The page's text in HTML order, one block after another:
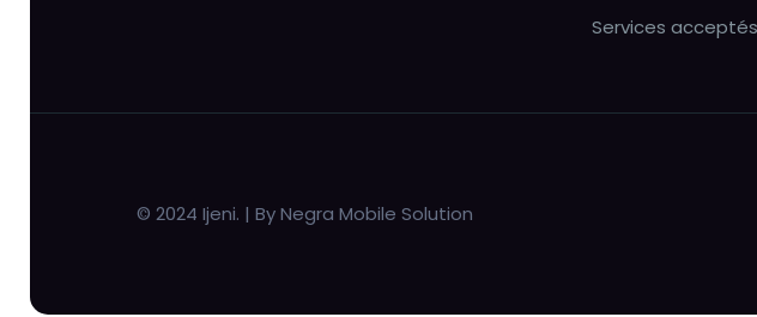
Services acceptés
© 2024 Ijeni. | By Negra Mobile Solution